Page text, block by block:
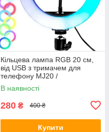
Кільцева лампа RGB 20 см,
від USB з тримачем для
телефону MJ20 /
Світлодіодна лампа для
блогерів
В наявності
280 ₴ 400 ₴
Купити